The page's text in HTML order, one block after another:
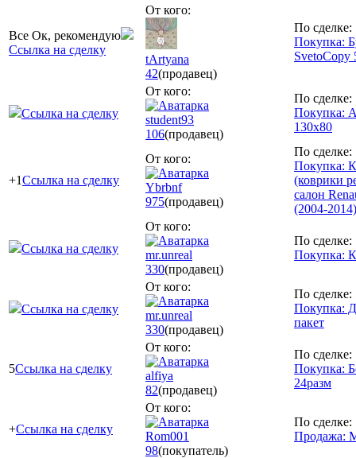
Все Ок, рекомендую
Ссылка на сделку
От кого:
tArtyana
42(продавец)
По сделке:
Покупка:
SvetoCopy
Ссылка на сделку
От кого:
student93
106(продавец)
По сделке:
Покупка:
130х80
+1Ссылка на сделку
От кого:
Ybrbnf
975(продавец)
По сделке:
Покупка:
(коврики
салон
(2004-2014)
Ссылка на сделку
От кого:
mr.unreal
330(продавец)
По сделке:
Покупка:
Ссылка на сделку
От кого:
mr.unreal
330(продавец)
По сделке:
Покупка:
пакет
5Ссылка на сделку
От кого:
alfiya
82(продавец)
По сделке:
Покупка:
24разм
+Ссылка на сделку
От кого:
Rom001
98(покупатель)
По сделке:
Продажа: